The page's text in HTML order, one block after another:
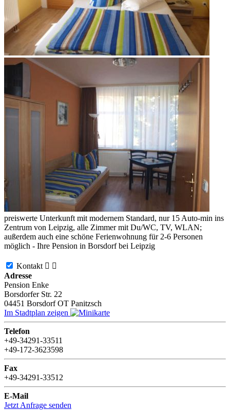
preiswerte Unterkunft mit modernem Standard, nur 15 Auto-min ins
Zentrum von Leipzig, alle Zimmer mit Du/WC, TV, WLAN;
außerdem auch eine schöne Ferienwohnung für 2-6 Personen
möglich - Ihre Pension in Borsdorf bei Leipzig
Kontakt  
Adresse
Pension Enke
Borsdorfer Str. 22
04451 Borsdorf OT Panitzsch
Im Stadtplan zeigen
Telefon
+49-34291-33511
+49-172-3623598
Fax
+49-34291-33512
E-Mail
Jetzt Anfrage senden